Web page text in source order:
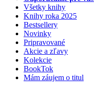
Všetky knihy
Knihy roka 2025
Bestsellery
Novinky
Pripravované
Akcie a zľavy
Kolekcie
BookTok
Mám záujem o titul